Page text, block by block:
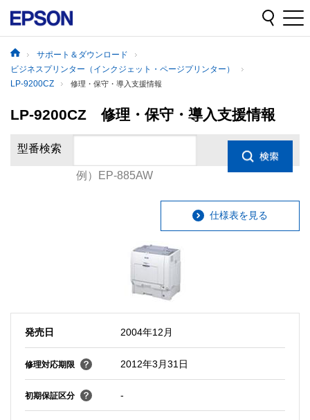
サポート＆ダウンロード
ビジネスプリンター（インクジェット・ページプリンター）
LP-9200CZ
修理・保守・導入支援情報
LP-9200CZ 修理・保守・導入支援情報
型番検索
例）EP-885AW
仕様表を見る
発売日 2004年12月
修理対応期限 2012年3月31日
初期保証区分 -